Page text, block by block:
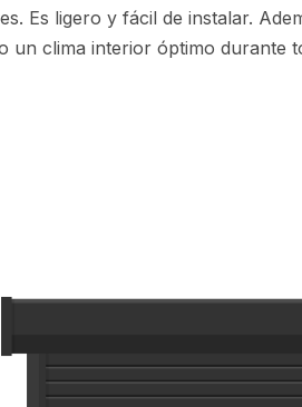
Es ligero y fácil de instalar.
un clima interior óptimo durante